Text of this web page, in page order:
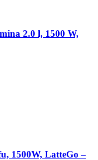
2.0 l, 1500 W,
1500W, LatteGo –